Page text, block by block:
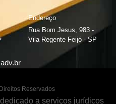
Endereço
Rua Bom Jesus, 983 -
Vila Regente Feijó - SP
Reservados
a serviços jurídicos